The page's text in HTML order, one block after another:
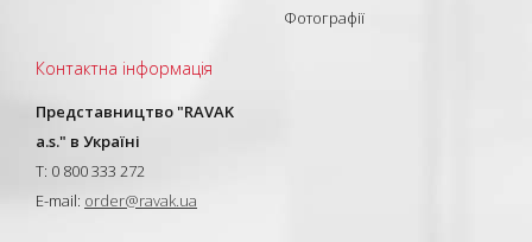
Фотографії
Контактна інформація
Представництво "RAVAK
a.s." в Україні
T: 0 800 333 272
E-mail: order@ravak.ua